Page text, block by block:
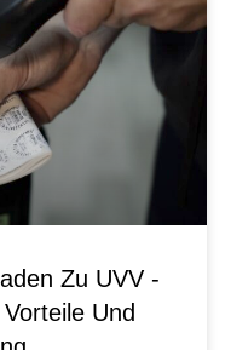
Zu UVV -
Und